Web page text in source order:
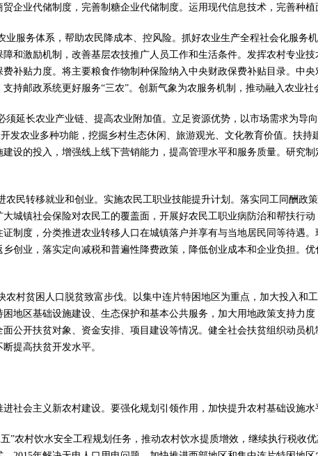
企业代储制度，完善制糖企业代储制度。运用现代信息技术，完善种
务体系，帮助农民降成本、控风险。抓好农业生产全程社会化服务
和激励机制，改善基层农技推广人员工作和生活条件。发挥农村专业
补贴力度。将主要粮食作物制种保险纳入中央财政保费补贴目录。中
持邮政系统更好服务“三农”。创新气象为农服务机制，推动融入农业社
长农业产业链、提高农业附加值。立足资源优势，以市场需求为导
发农业多种功能，挖掘乡村生态休闲、旅游观光、文化教育价值。扶
设的投入，增强线上线下营销能力，提高管理水平和服务质量。研究
转移就业和创业。实施农民工职业技能提升计划。落实同工同酬政
城镇社会保险对农民工的覆盖面，开展好农民工职业病防治和帮扶行
制度，分类推进农业转移人口在城镇落户并享有与当地居民同等待遇
创业，落实定向减税和普遍性降费政策，降低创业成本和企业负担。
贫困人口脱贫致富步伐。以集中连片特困地区为重点，加大投入和
地区基础设施建设、生态保护和基本公共服务，加大用地政策支持力
公开扶贫对象、资金安排、项目建设等情况。健全社会扶贫组织动员
提高扶贫开发水平。
会主义新农村建设。要强化规划引领作用，加快提升农村基础设施水
村饮水安全工程规划任务，推动农村饮水提质增效，继续执行税收